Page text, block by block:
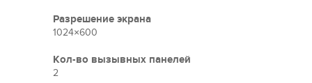
Помимо стандартного подключения через Ethernet,
соединения по Wi-Fi. Вы сможете управлять
входящие вызовы и даже открывать двери с
смартфона, где установлено приложение Slinex
Разрешение экрана
1024×600
Кол-во вызывных панелей
2